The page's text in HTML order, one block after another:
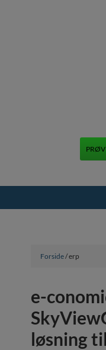
PRØV
Forside/ erp
e-
løsning